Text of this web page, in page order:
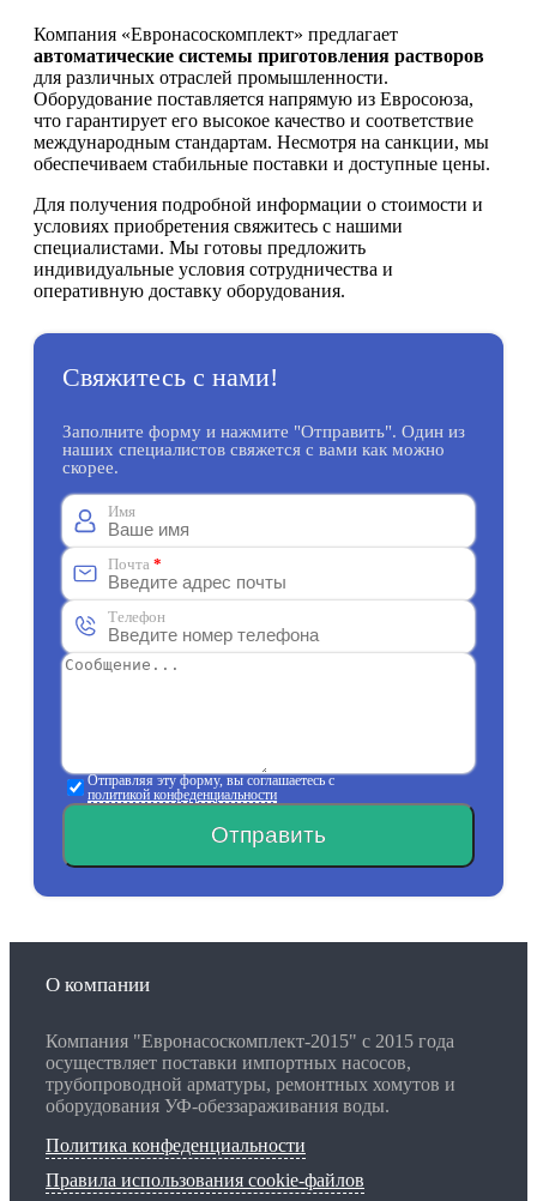
Компания «Евронасоскомплект» предлагает
автоматические системы приготовления растворов
для различных отраслей промышленности.
Оборудование поставляется напрямую из Евросоюза,
что гарантирует его высокое качество и соответствие
международным стандартам. Несмотря на санкции, мы
обеспечиваем стабильные поставки и доступные цены.
Для получения подробной информации о стоимости и
условиях приобретения свяжитесь с нашими
специалистами. Мы готовы предложить
индивидуальные условия сотрудничества и
оперативную доставку оборудования.
Свяжитесь с нами!
Заполните форму и нажмите "Отправить". Один из
наших специалистов свяжется с вами как можно
скорее.
Имя
Почта *
Телефон
Отправляя эту форму, вы соглашаетесь с
политикой конфеденциальности
Отправить
О компании
Компания "Евронасоскомплект-2015" с 2015 года
осуществляет поставки импортных насосов,
трубопроводной арматуры, ремонтных хомутов и
оборудования УФ-обеззараживания воды.
Политика конфеденциальности
Правила использования cookie-файлов